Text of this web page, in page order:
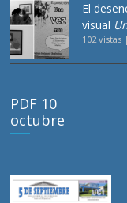
El
visual
102 vistas |
PDF 10
octubre